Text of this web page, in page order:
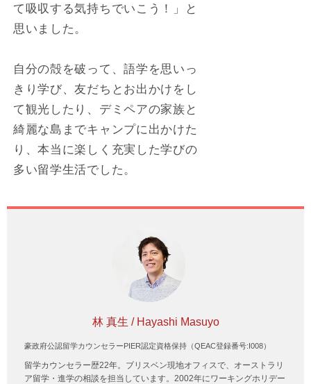
て吸収する気持ちでいこう！」と
思いました。
自分の殻を破って、語学を思いっ
きり学び、友だちとお出かけをし
て観光したり、デミペアの家族と
綺麗な島までキャンプに出かけた
り、本当に楽しく充実した学びの
多い留学生活でした。
林 真生 / Hayashi Masuyo
豪政府公認留学カウンセラーPIER認定資格保持（QEAC登録番号:I008）
留学カウンセラー歴22年。ブリスベン現地オフィスで、オーストラリ
ア留学・進学の相談を担当しています。2002年にワーキングホリデー